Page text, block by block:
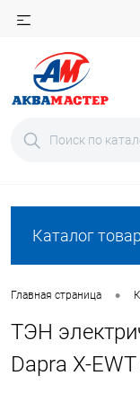
Каталог
Главная страница •
ТЭН
Dapra X-